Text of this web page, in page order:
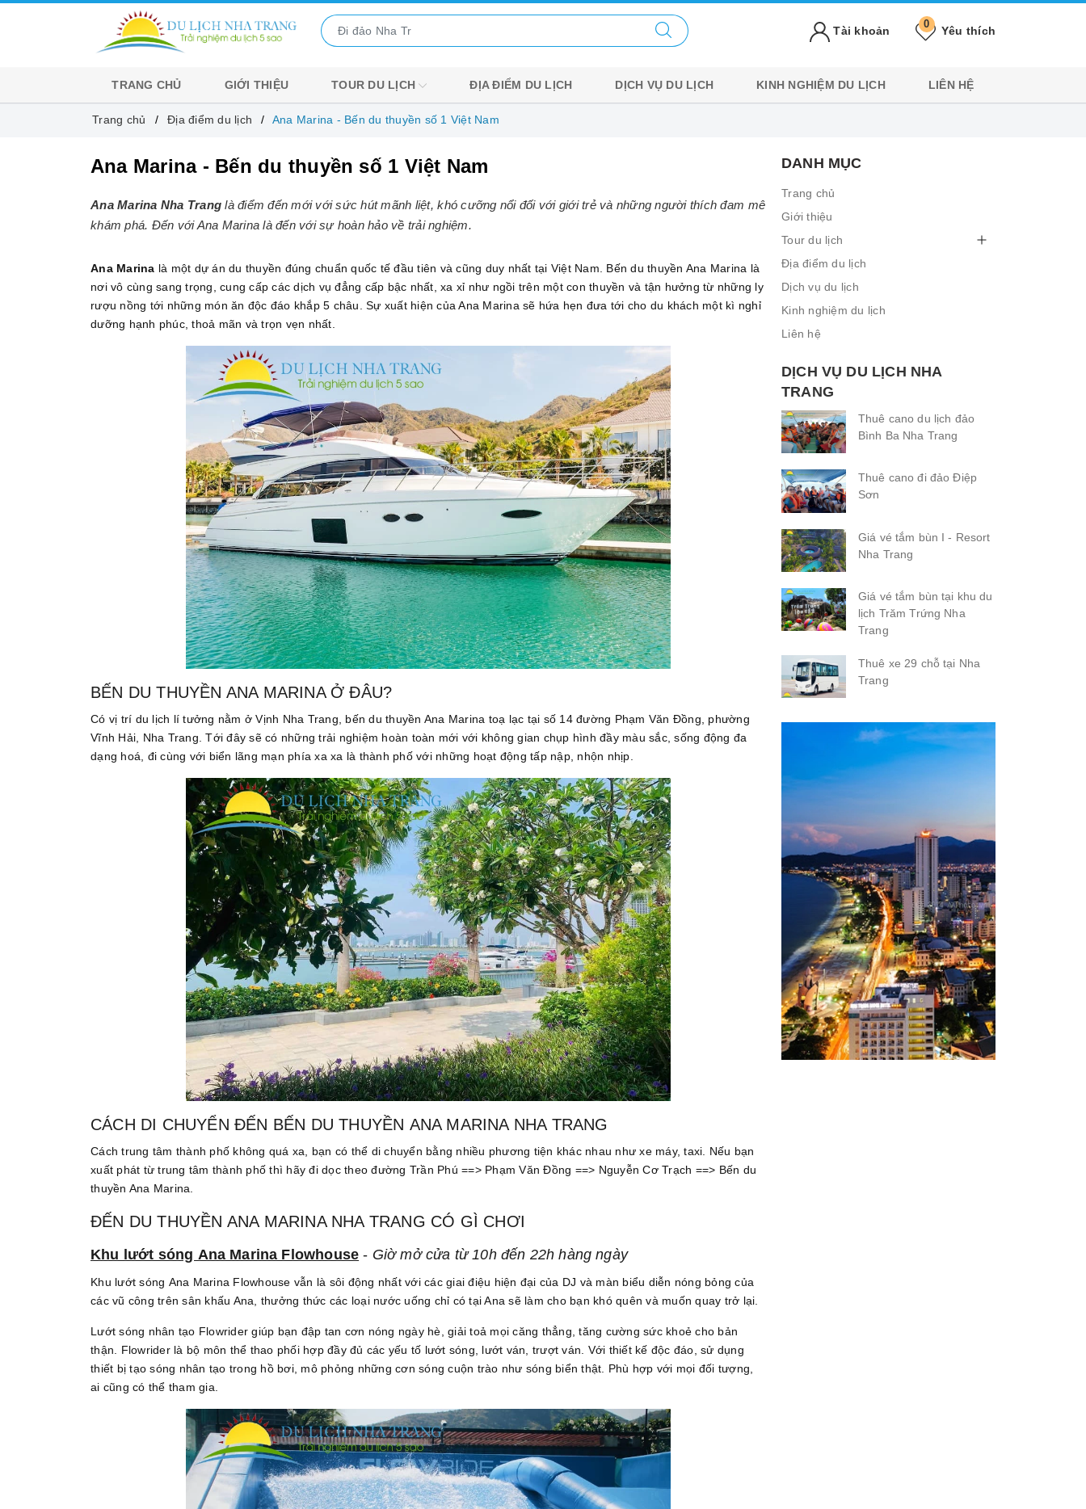
Yêu thích
0
Tài khoản
TRANG CHỦ GIỚI THIỆU TOUR DU LỊCH ĐỊA ĐIỂM DU LỊCH DỊCH VỤ DU LỊCH KINH NGHIỆM DU LỊCH LIÊN HỆ
Trang chủ Địa điểm du lịch Ana Marina - Bến du thuyền số 1 Việt Nam
Ana Marina - Bến du thuyền số 1 Việt Nam
Ana Marina Nha Trang là điểm đến mới với sức hút mãnh liệt, khó cưỡng nổi đối với giới trẻ và những người thích đam mê
khám phá. Đến với Ana Marina là đến với sự hoàn hảo về trải nghiệm.
Ana Marina là một dự án du thuyền đúng chuẩn quốc tế đầu tiên và cũng duy nhất tại Việt Nam. Bến du thuyền Ana Marina là
nơi vô cùng sang trọng, cung cấp các dịch vụ đẳng cấp bậc nhất, xa xỉ như ngồi trên một con thuyền và tận hưởng từ những ly
rượu nồng tới những món ăn độc đáo khắp 5 châu. Sự xuất hiện của Ana Marina sẽ hứa hẹn đưa tới cho du khách một kì nghỉ
dưỡng hạnh phúc, thoả mãn và trọn vẹn nhất.
BẾN DU THUYỀN ANA MARINA Ở ĐÂU?
Có vị trí du lịch lí tưởng nằm ở Vịnh Nha Trang, bến du thuyền Ana Marina toạ lạc tại số 14 đường Phạm Văn Đồng, phường
Vĩnh Hải, Nha Trang. Tới đây sẽ có những trải nghiệm hoàn toàn mới với không gian chụp hình đầy màu sắc, sống động đa
dạng hoá, đi cùng với biển lãng mạn phía xa xa là thành phố với những hoạt động tấp nập, nhộn nhịp.
CÁCH DI CHUYỂN ĐẾN BẾN DU THUYỀN ANA MARINA NHA TRANG
Cách trung tâm thành phố không quá xa, bạn có thể di chuyển bằng nhiều phương tiện khác nhau như xe máy, taxi. Nếu bạn
xuất phát từ trung tâm thành phố thì hãy đi dọc theo đường Trần Phú ==> Phạm Văn Đồng ==> Nguyễn Cơ Trạch ==> Bến du
thuyền Ana Marina.
ĐẾN DU THUYỀN ANA MARINA NHA TRANG CÓ GÌ CHƠI
Khu lướt sóng Ana Marina Flowhouse - Giờ mở cửa từ 10h đến 22h hàng ngày
Khu lướt sóng Ana Marina Flowhouse vẫn là sôi động nhất với các giai điệu hiện đại của DJ và màn biểu diễn nóng bỏng của
các vũ công trên sân khấu Ana, thưởng thức các loại nước uống chỉ có tại Ana sẽ làm cho bạn khó quên và muốn quay trở lại.
Lướt sóng nhân tạo Flowrider giúp bạn đập tan cơn nóng ngày hè, giải toả mọi căng thẳng, tăng cường sức khoẻ cho bản
thận. Flowrider là bộ môn thể thao phối hợp đầy đủ các yếu tố lướt sóng, lướt ván, trượt ván. Với thiết kế độc đáo, sử dụng
thiết bị tạo sóng nhân tạo trong hồ bơi, mô phỏng những cơn sóng cuộn trào như sóng biển thật. Phù hợp với mọi đối tượng,
ai cũng có thể tham gia.
DANH MỤC
Trang chủ
Giới thiệu
Tour du lịch
Địa điểm du lịch
Dịch vụ du lịch
Kinh nghiệm du lịch
Liên hệ
DỊCH VỤ DU LỊCH NHA
TRANG
Thuê cano du lịch đảo
Bình Ba Nha Trang
Thuê cano đi đảo Điệp
Sơn
Giá vé tắm bùn I - Resort
Nha Trang
Giá vé tắm bùn tại khu du
lịch Trăm Trứng Nha
Trang
Thuê xe 29 chỗ tại Nha
Trang